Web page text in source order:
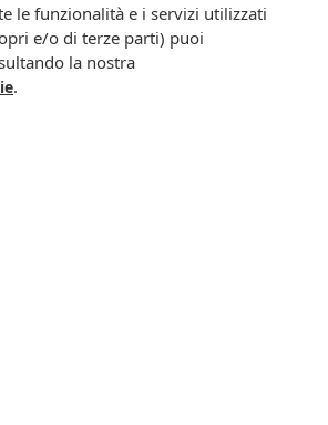
le funzionalità e i servizi utilizzati
e/o di terze parti) puoi
la nostra
.